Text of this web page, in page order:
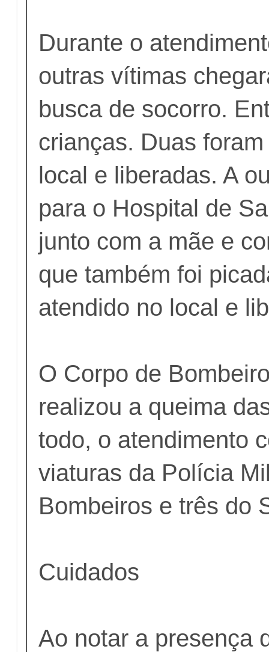
Durante o
outras vítimas
busca de socorro.
crianças. Duas
local e liberadas. A
para o Hospital de
junto com a mãe e
que também foi
atendido no local e
O Corpo de
realizou a queima
todo, o atendimento
viaturas da Polícia
Bombeiros e três do
Cuidados
Ao notar a presença